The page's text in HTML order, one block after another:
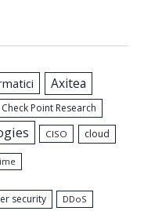
Axitea
Check Point Research
CISO cloud
security DDoS